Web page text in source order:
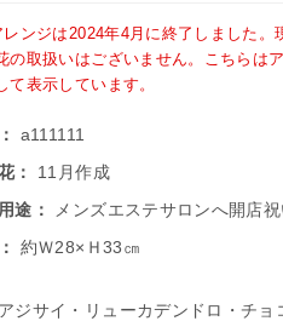
レンジは2024年4月に終了しました。
の取扱いはございません。こちらは
て表示しています。
a111111
：
11月作成
途：
メンズエステサロンへ開店祝
約Ｗ28×Ｈ33㎝
ジサイ・リューカデンドロ・チョ